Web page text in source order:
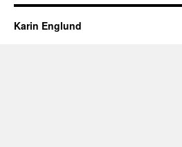
Karin Englund